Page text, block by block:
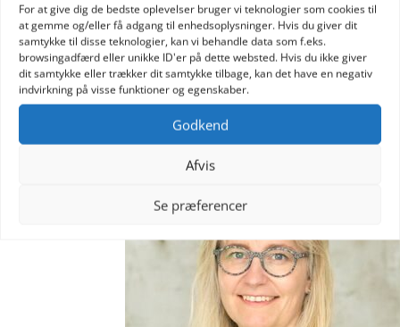
For at give dig de bedste oplevelser bruger vi teknologier som cookies til
at gemme og/eller få adgang til enhedsoplysninger. Hvis du giver dit
samtykke til disse teknologier, kan vi behandle data som f.eks.
browsingadfærd eller unikke ID'er på dette websted. Hvis du ikke giver
dit samtykke eller trækker dit samtykke tilbage, kan det have en negativ
indvirkning på visse funktioner og egenskaber.
Godkend
Afvis
Se præferencer
Indsend